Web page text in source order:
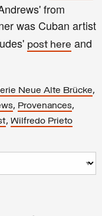
from
was Cuban artist
post here and
Neue Alte Brücke,
, Provenances,
, Wilfredo Prieto